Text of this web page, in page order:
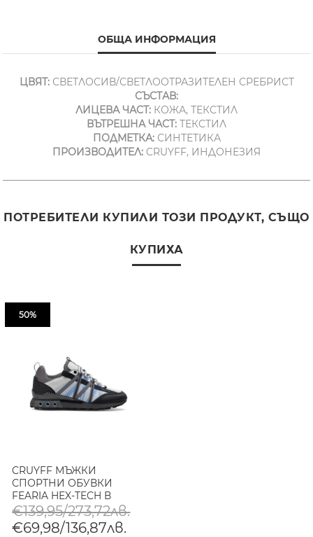
ОБЩА ИНФОРМАЦИЯ
ЦВЯТ:СВЕТЛОСИВ/СВЕТЛООТРАЗИТЕЛЕН СРЕБРИСТ
СЪСТАВ:
ЛИЦЕВА ЧАСТ: КОЖА, ТЕКСТИЛ
ВЪТРЕШНА ЧАСТ: ТЕКСТИЛ
ПОДМЕТКА:СИНТЕТИКА
ПРОИЗВОДИТЕЛ: CRUYFF, ИНДОНЕЗИЯ
ПОТРЕБИТЕЛИ КУПИЛИ ТОЗИ ПРОДУКТ, СЪЩО
КУПИХА
50%
CRUYFF МЪЖКИ
СПОРТНИ ОБУВКИ
FEARIA HEX-TECH В
СВЕТЛОСИВО/СИВО
€139,95/273,72лв.
€69,98/136,87лв.